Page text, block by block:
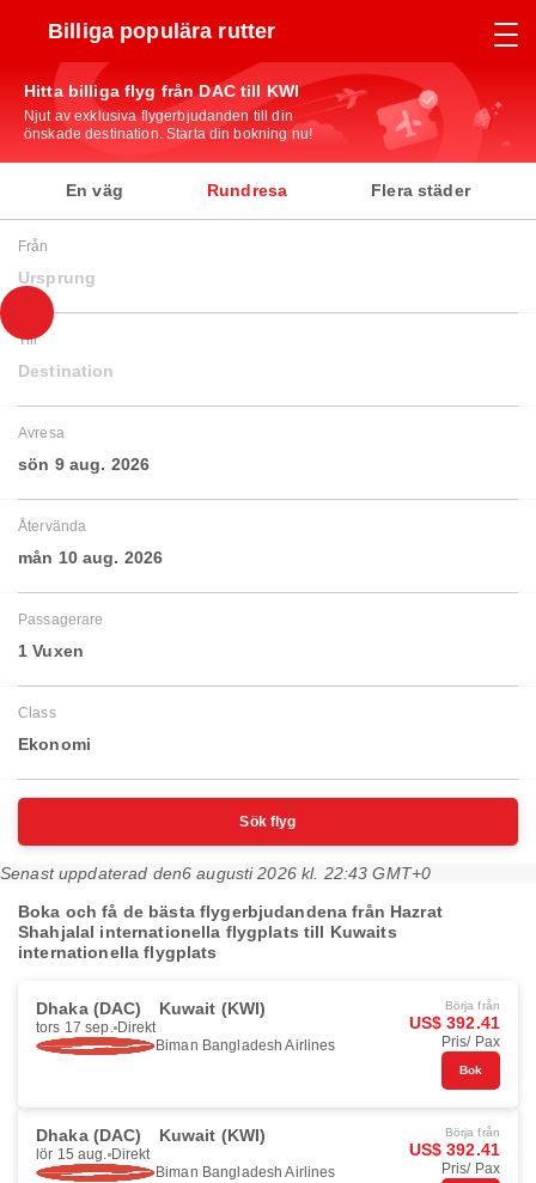
Billiga populära rutter
Hitta billiga flyg från DAC till KWI
Njut av exklusiva flygerbjudanden till din
önskade destination. Starta din bokning nu!
En väg Rundresa Flera städer
Från
Ursprung
Till
Destination
Avresa
sön 9 aug. 2026
Återvända
mån 10 aug. 2026
Passagerare
1 Vuxen
Class
Ekonomi
Sök flyg
Senast uppdaterad den6 augusti 2026 kl. 22:43 GMT+0
Boka och få de bästa flygerbjudandena från Hazrat
Shahjalal internationella flygplats till Kuwaits
internationella flygplats
Dhaka (DAC) Kuwait (KWI)
tors 17 sep. Direkt
Biman Bangladesh Airlines
Börja från
US$ 392.41
Pris/ Pax
Bok
Dhaka (DAC) Kuwait (KWI)
lör 15 aug. Direkt
Biman Bangladesh Airlines
Börja från
US$ 392.41
Pris/ Pax